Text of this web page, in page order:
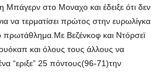
στο Μοναχο και έδειξε ότι δεν
να τερματίσει πρώτος στην ευρωλίγκα
πρωτάθλημα.Με Βεζένκοφ και Ντόρσεϊ
και όλους τους άλλους να
“εριξε” 25 πόντους(96-71)την